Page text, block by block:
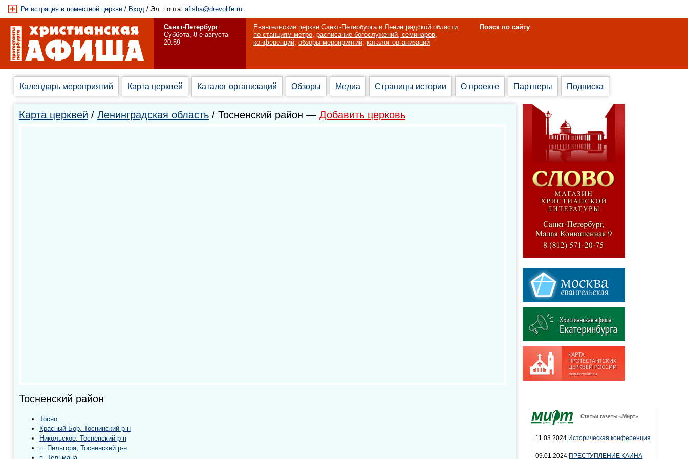
Регистрация в поместной церкви / Вход / Эл. почта: afisha@drevolife.ru
Санкт-Петербург
Суббота, 8-е августа
20:59
Евангельские церкви Санкт-Петербурга и Ленинградской области
по станциям метро, расписание богослужений, семинаров,
конференций, обзоры мероприятий, каталог организаций
Поиск по сайту
Календарь мероприятий Карта церквей Каталог организаций Обзоры Медиа Страницы истории О проекте Партнеры Подписка
Карта церквей / Ленинградская область/ Тосненский район — Добавить церковь
Тосненский район
Тосно
Красный Бор, Тоснинский р-н
Никольское, Тосненский р-н
п. Пельгора, Тосненский р-н
Статьигазеты «Мирт»
11.03.2024 Историческая конференция
09.01.2024 ПРЕСТУПЛЕНИЕ КАИНА